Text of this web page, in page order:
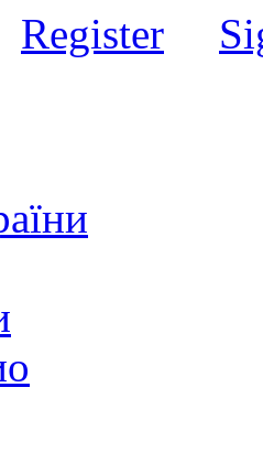
Register